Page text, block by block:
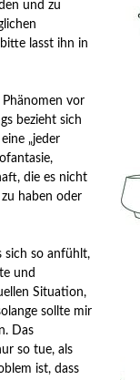
und zu
lasst ihn in
Phänomen vor
bezieht sich
„jeder
die es nicht
haben oder
sich so anfühlt,
und
Situation,
sollte mir
Das
so tue, als
ist, dass